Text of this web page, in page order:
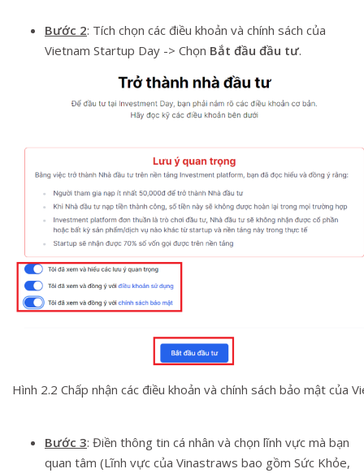
Bước 2: Tích chọn các điều khoản và chính sách của
Vietnam Startup Day -> Chọn Bắt đầu đầu tư.
Hình 2.2 Chấp nhận các điều khoản và chính sách bảo mật của
Bước 3: Điền thông tin cá nhân và chọn lĩnh vực mà bạn
quan tâm (Lĩnh vực của Vinastraws bao gồm Sức Khỏe,